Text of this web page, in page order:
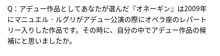
Q：アデュー作品としてあなたが選んだ『オネーギン』は2009年
にマニュエル・ルグリがアデュー公演の際にオペラ座のレパート
リー入りした作品です。その時に、自分の中でアデュー作品の候
補にと思いましたか。